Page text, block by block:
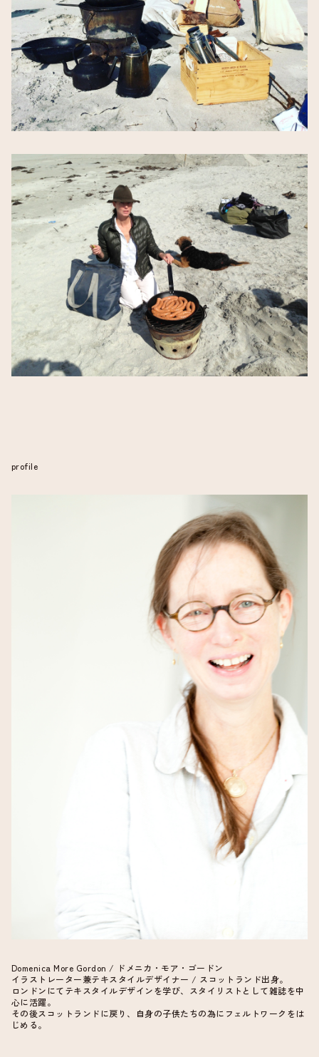
profile
Domenica More Gordon / ドメニカ・モア・ゴードン
イラストレーター兼テキスタイルデザイナー / スコットランド出身。
ロンドンにてテキスタイルデザインを学び、スタイリストとして雑誌を中
心に活躍。
その後スコットランドに戻り、自身の子供たちの為にフェルトワークをは
じめる。